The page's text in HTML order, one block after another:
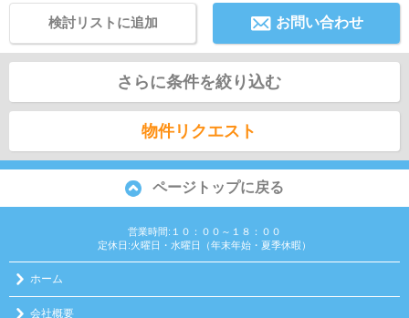
お問い合わせ
検討リストに追加
さらに条件を絞り込む
物件リクエスト
ページトップに戻る
営業時間:１０：００～１８：００
定休日:火曜日・水曜日（年末年始・夏季休暇）
ホーム
会社概要